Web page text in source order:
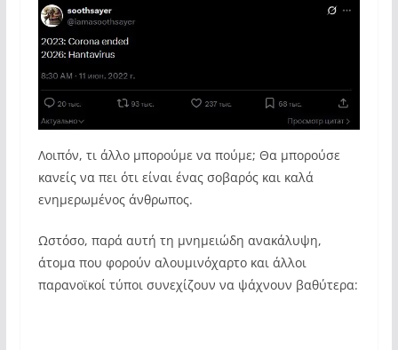
Λοιπόν, τι άλλο μπορούμε να πούμε; Θα μπορούσε
κανείς να πει ότι είναι ένας σοβαρός και καλά
ενημερωμένος άνθρωπος.
Ωστόσο, παρά αυτή τη μνημειώδη ανακάλυψη,
άτομα που φορούν αλουμινόχαρτο και άλλοι
παρανοϊκοί τύποι συνεχίζουν να ψάχνουν βαθύτερα: